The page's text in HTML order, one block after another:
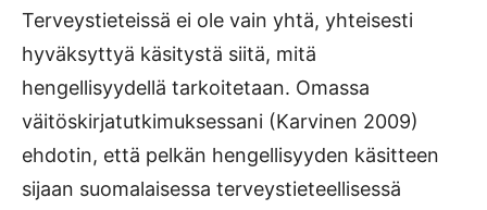
Terveystieteissä ei ole vain yhtä, yhteisesti
hyväksyttyä käsitystä siitä, mitä
hengellisyydellä tarkoitetaan. Omassa
väitöskirjatutkimuksessani (Karvinen 2009)
ehdotin, että pelkän hengellisyyden käsitteen
sijaan suomalaisessa terveystieteellisessä